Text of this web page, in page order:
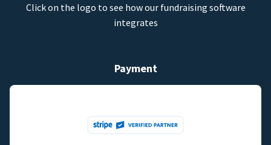
Click on the logo to see how our fundraising software
integrates
Payment